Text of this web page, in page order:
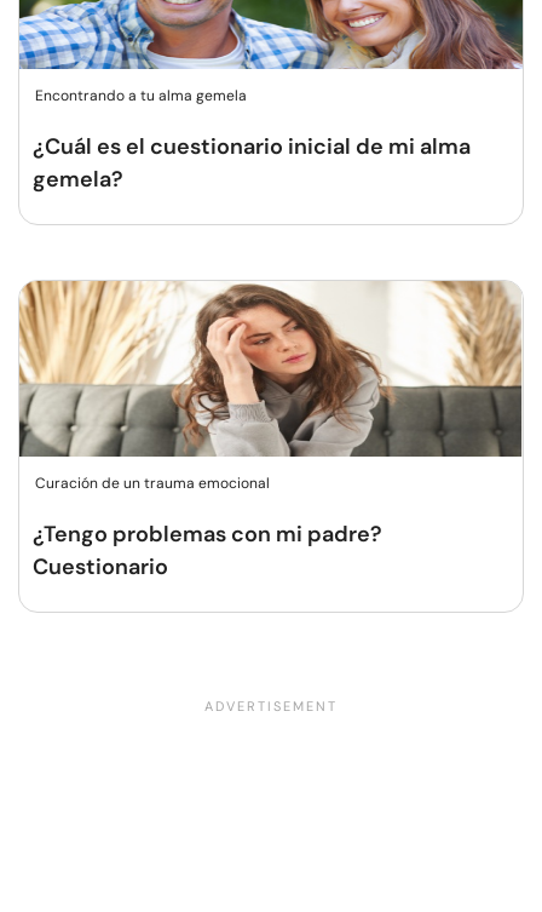
Encontrando a tu alma gemela
¿Cuál es el cuestionario inicial de mi alma
gemela?
Curación de un trauma emocional
¿Tengo problemas con mi padre?
Cuestionario